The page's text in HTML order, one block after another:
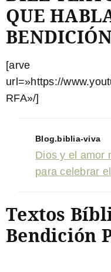
QUE
[arve
url=»https://
RFA»/]
Blog.biblia-viva
Dios y el amor
para celebrar
Textos
Bendición